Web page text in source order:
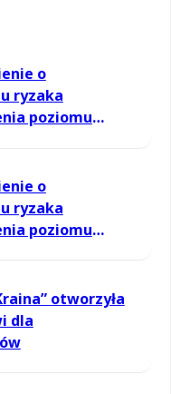
o
ryzaka
poziomu
o
ryzaka
poziomu
otworzyła
dla